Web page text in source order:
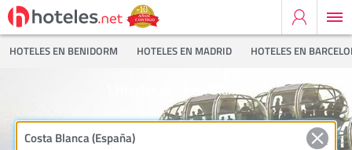
HOTELES EN BENIDORM HOTELES EN MADRID HOTELES EN
Hoteles en Costa Blanca